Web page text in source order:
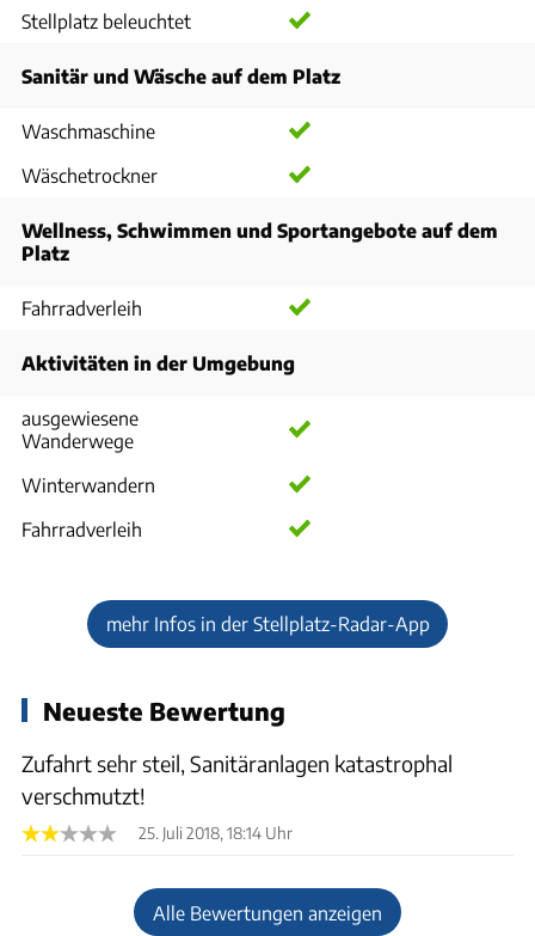
Stellplatz beleuchtet
Sanitär und Wäsche auf dem Platz
Waschmaschine
Wäschetrockner
Wellness, Schwimmen und Sportangebote auf dem
Platz
Fahrradverleih
Aktivitäten in der Umgebung
ausgewiesene
Wanderwege
Winterwandern
Fahrradverleih
mehr Infos in der Stellplatz-Radar-App
Neueste Bewertung
Zufahrt sehr steil, Sanitäranlagen katastrophal
verschmutzt!
25. Juli 2018, 18:14 Uhr
Alle Bewertungen anzeigen